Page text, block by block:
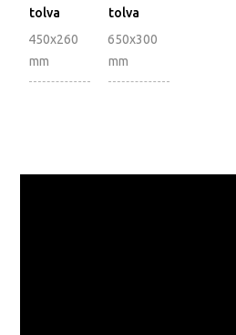
tolva
450x260
mm
tolva
650x300
mm